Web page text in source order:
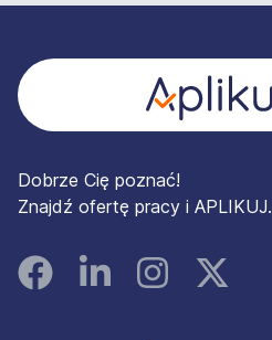
Dobrze Cię poznać!
Znajdź ofertę pracy i APLIKUJ.
FacebookLinked InInstagramInstagram